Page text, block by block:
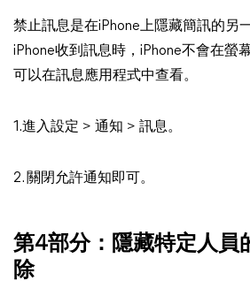
禁止訊息是在iPhone上隱藏簡訊的另
iPhone收到訊息時，iPhone不會在螢
可以在訊息應用程式中查看。
1.進入設定 > 通知 > 訊息。
2. 關閉允許通知即可。
第4部分：隱藏特定人員
除